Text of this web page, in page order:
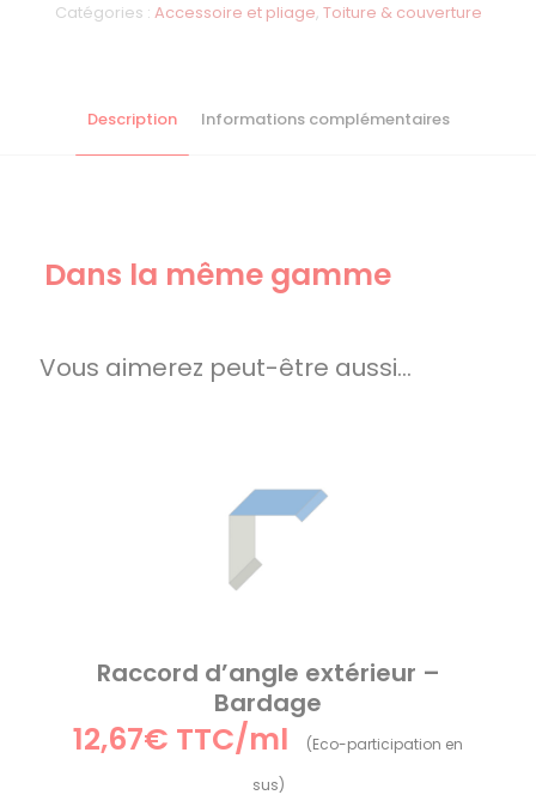
Modèle
Catégories : Accessoire et pliage, Toiture & couverture
Description Informations complémentaires
Dans la même gamme
Vous aimerez peut-être aussi…
Raccord d’angle extérieur –
Bardage
12,67€ TTC/ml